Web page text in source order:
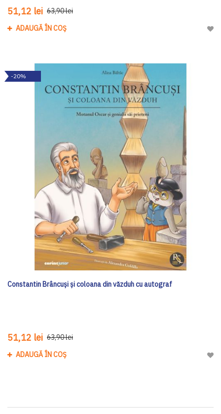
51,12 lei 63,90 lei
ADAUGĂ ÎN COȘ
-20%
Constantin Brâncuși și coloana din văzduh cu autograf
51,12 lei 63,90 lei
ADAUGĂ ÎN COȘ